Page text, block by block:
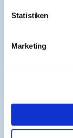
Statistiken
Marketingc/o CME-
91077